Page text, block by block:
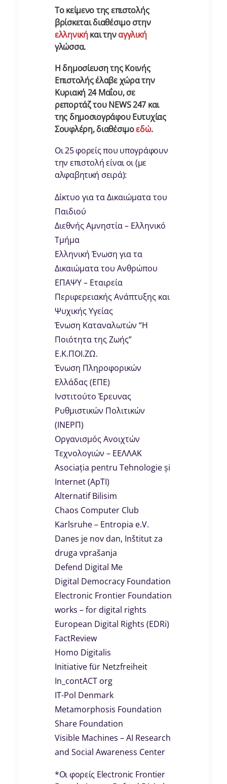
Το κείμενο της επιστολής
βρίσκεται διαθέσιμο στην
ελληνικήκαι τηναγγλική
γλώσσα.
Η δημοσίευση της Κοινής
Επιστολής έλαβε χώρα την
Κυριακή 24 Μαΐου, σε
ρεπορτάζ του NEWS 247 και
της δημοσιογράφου Ευτυχίας
Σουφλέρη, διαθέσιμοεδώ.
Οι 25 φορείς που υπογράφουν
την επιστολή είναι οι (με
αλφαβητική σειρά):
Δίκτυο για τα Δικαιώματα του
Παιδιού
Διεθνής Αμνηστία – Ελληνικό
Τμήμα
Ελληνική Ένωση για τα
Δικαιώματα του Ανθρώπου
ΕΠΑΨΥ – Εταιρεία
Περιφερειακής Ανάπτυξης και
Ψυχικής Υγείας
Ένωση Καταναλωτών “Η
Ποιότητα της Ζωής”
Ε.Κ.ΠΟΙ.ΖΩ.
Ένωση Πληροφορικών
Ελλάδας (ΕΠΕ)
Ινστιτούτο Έρευνας
Ρυθμιστικών Πολιτικών
(ΙΝΕΡΠ)
Οργανισμός Ανοιχτών
Τεχνολογιών – ΕΕΛΛΑΚ
Asociația pentru Tehnologie și
Internet (ApTI)
Alternatif Bilisim
Chaos Computer Club
Karlsruhe – Entropia e.V.
Danes je nov dan, Inštitut za
druga vprašanja
Defend Digital Me
Digital Democracy Foundation
Electronic Frontier Foundation
works – for digital rights
European Digital Rights (EDRi)
FactReview
Homo Digitalis
Initiative für Netzfreiheit
Ιn_contACT org
IT-Pol Denmark
Metamorphosis Foundation
Share Foundation
Visible Machines – AI Research
and Social Awareness Center
*Oι φορείς Electronic Frontier